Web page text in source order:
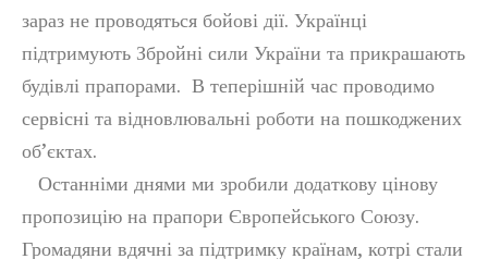
зараз не проводяться бойові дії. Українці
підтримують Збройні сили України та прикрашають
будівлі прапорами. В теперішній час проводимо
сервісні та відновлювальні роботи на пошкоджених
об’єктах.
Останніми днями ми зробили додаткову цінову
пропозицію на прапори Європейського Союзу.
Громадяни вдячні за підтримку країнам, котрі стали